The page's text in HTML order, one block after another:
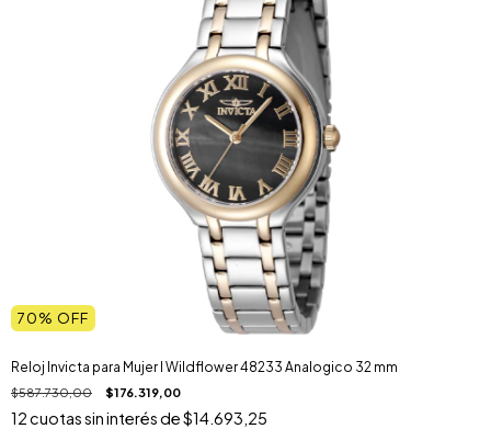
70% OFF
Reloj Invicta para Mujer I Wildflower 48233 Analogico 32 mm
$587.730,00 $176.319,00
12cuotas sin interés de$14.693,25